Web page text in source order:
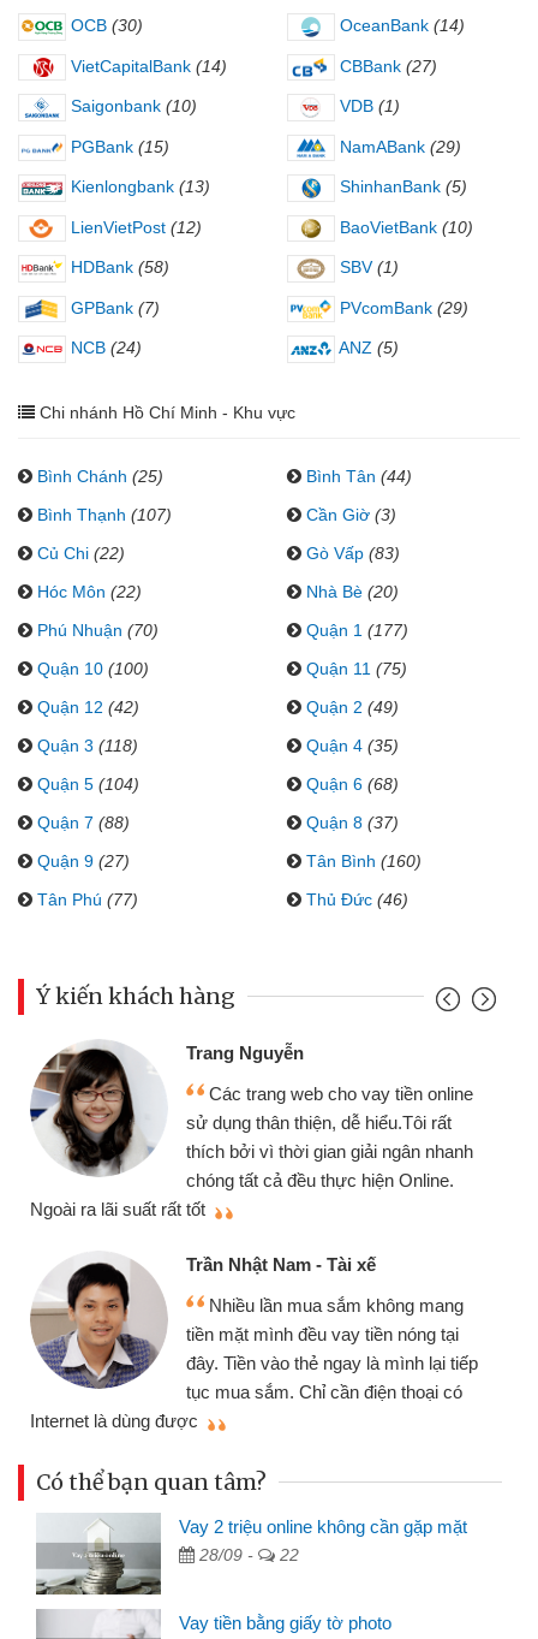
OCB (30) OceanBank (14)
VietCapitalBank (14) CBBank (27)
Saigonbank (10) VDB (1)
PGBank (15) NamABank (29)
Kienlongbank (13) ShinhanBank (5)
LienVietPost (12) BaoVietBank (10)
HDBank (58) SBV (1)
GPBank (7) PVcomBank (29)
NCB (24) ANZ (5)
Chi nhánh Hồ Chí Minh - Khu vực
Bình Chánh (25) Bình Tân (44)
Bình Thạnh (107) Cần Giờ (3)
Củ Chi (22) Gò Vấp (83)
Hóc Môn (22) Nhà Bè (20)
Phú Nhuận (70) Quận 1 (177)
Quận 10 (100) Quận 11 (75)
Quận 12 (42) Quận 2 (49)
Quận 3 (118) Quận 4 (35)
Quận 5 (104) Quận 6 (68)
Quận 7 (88) Quận 8 (37)
Quận 9 (27) Tân Bình (160)
Tân Phú (77) Thủ Đức (46)
Ý kiến khách hàng
Trang Nguyễn
Các trang web cho vay tiền online
sử dụng thân thiện, dễ hiểu.Tôi rất
thích bởi vì thời gian giải ngân nhanh
chóng tất cả đều thực hiện Online.
Ngoài ra lãi suất rất tốt
Trần Nhật Nam - Tài xế
Nhiều lần mua sắm không mang
tiền mặt mình đều vay tiền nóng tại
đây. Tiền vào thẻ ngay là mình lại tiếp
tục mua sắm. Chỉ cần điện thoại có
Internet là dùng được
Có thể bạn quan tâm?
Vay 2 triệu online không cần gặp mặt
28/09 - 22
Vay tiền bằng giấy tờ photo